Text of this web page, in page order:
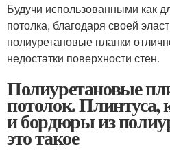
Будучи использованными как
потолка, благодаря своей
полиуретановые планки
недостатки поверхности стен.
Полиуретановые
потолок. Плинтуса,
и бордюры из
это такое